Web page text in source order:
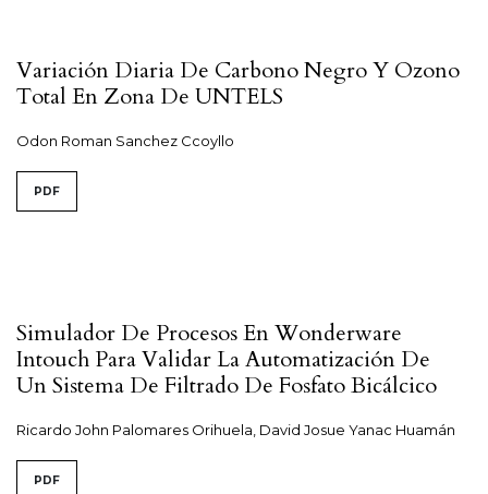
Variación Diaria De Carbono Negro Y Ozono
Total En Zona De UNTELS
Odon Roman Sanchez Ccoyllo
PDF
Simulador De Procesos En Wonderware
Intouch Para Validar La Automatización De
Un Sistema De Filtrado De Fosfato Bicálcico
Ricardo John Palomares Orihuela, David Josue Yanac Huamán
PDF